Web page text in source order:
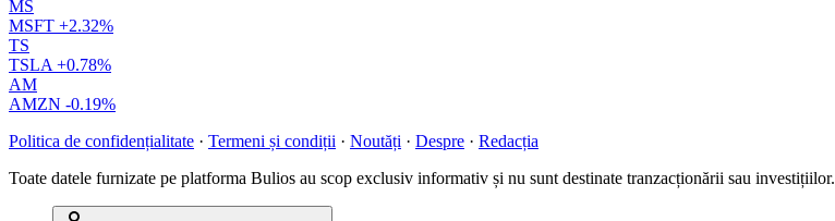
MS
MSFT +2.32%
TS
TSLA +0.78%
AM
AMZN -0.19%
Politica de confidențialitate · Termeni și condiții · Noutăți · Despre · Redacția
Toate datele furnizate pe platforma Bulios au scop exclusiv informativ și nu sunt destinate tranzacționării sau investițiilor.